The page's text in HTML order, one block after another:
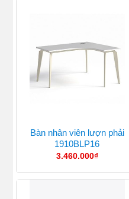
Bàn nhân viên lượn phải
1910BLP16
3.460.000₫